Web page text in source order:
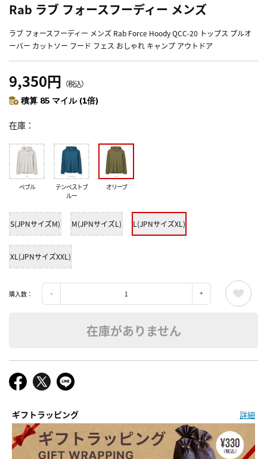
Rab ラブ フォースフーディー メンズ
ラブ フォースフーディー メンズ Rab Force Hoody QCC-20 トップス プルオ
ーバー カットソー フード フェス おしゃれ キャンプ アウトドア
9,350円 （税込）
積算 85 マイル (1倍)
在庫
ぺブル
テンペストブ
ルー
オリーブ
S(JPNサイズM) M(JPNサイズL) L(JPNサイズXL)
XL(JPNサイズXXL)
購入数：
在庫がありません
ギフトラッピング 詳細